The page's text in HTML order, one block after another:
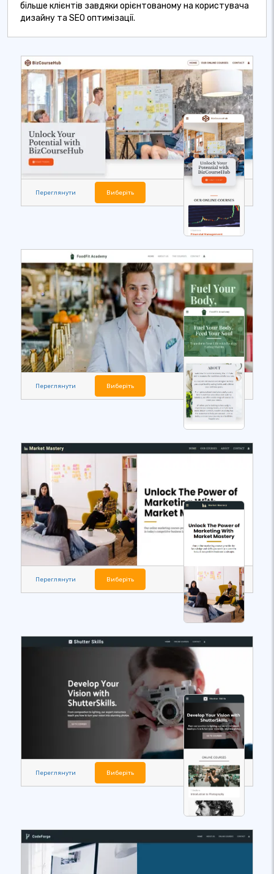
більше клієнтів завдяки орієнтованому на користувача
дизайну та SEO оптимізації.
Переглянути Виберіть
Переглянути Виберіть
Переглянути Виберіть
Переглянути Виберіть